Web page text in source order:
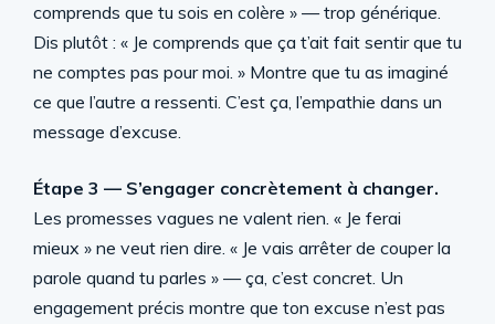
comprends que tu sois en colère » — trop générique.
Dis plutôt : « Je comprends que ça t’ait fait sentir que tu
ne comptes pas pour moi. » Montre que tu as imaginé
ce que l’autre a ressenti. C’est ça, l’empathie dans un
message d’excuse.
Étape 3 — S’engager concrètement à changer.
Les promesses vagues ne valent rien. « Je ferai
mieux » ne veut rien dire. « Je vais arrêter de couper la
parole quand tu parles » — ça, c’est concret. Un
engagement précis montre que ton excuse n’est pas